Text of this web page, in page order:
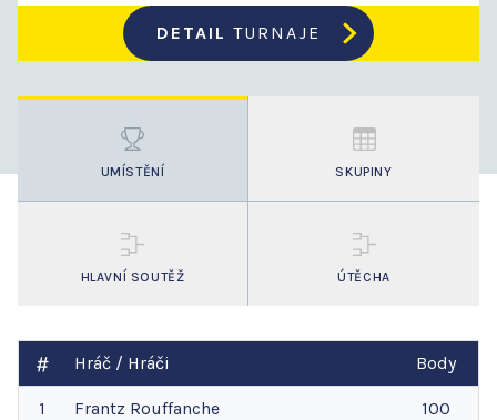
DETAIL TURNAJE
UMÍSTĚNÍ SKUPINY
HLAVNÍ SOUTĚŽ ÚTĚCHA
Hráč / Hráči Body
1 Frantz Rouffanche 100